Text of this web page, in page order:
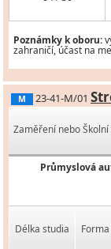
Poznámky k oboru:
zahraničí, účast na
M 23-41-M/01
Zaměření nebo
Průmyslová
Délka studia